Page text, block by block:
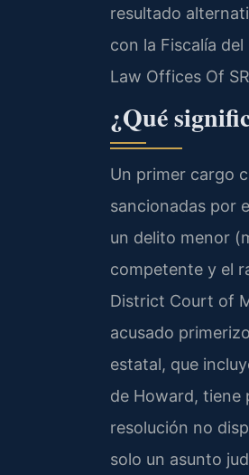
resultado
con la Fiscalía
Law Offices Of
¿Qué
Un primer cargo
sancionadas por
un delito menor
competente y el
District Court of
acusado
estatal, que
de Howard, tiene
resolución no
solo un asunto